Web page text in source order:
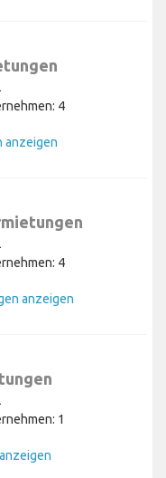
4
anzeigen
4
anzeigen
1